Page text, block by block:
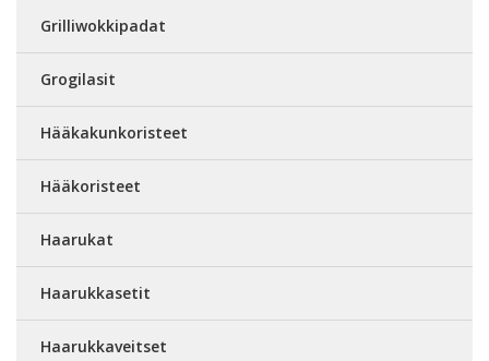
Grilliwokkipadat
Grogilasit
Hääkakunkoristeet
Hääkoristeet
Haarukat
Haarukkasetit
Haarukkaveitset